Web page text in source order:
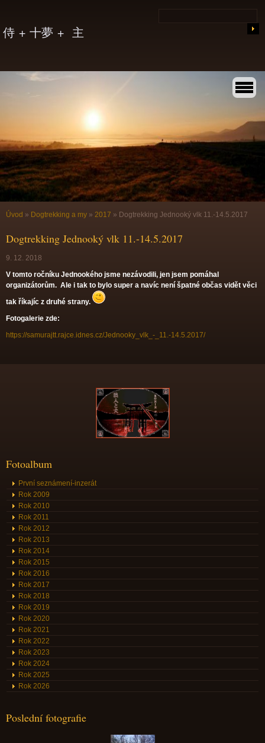
侍 + 十夢 + 主
Úvod » Dogtrekking a my » 2017 » Dogtrekking Jednooký vlk 11.-14.5.2017
Dogtrekking Jednooký vlk 11.-14.5.2017
9. 12. 2018
V tomto ročníku Jednookého jsme nezávodili, jen jsem pomáhal
organizátorům. Ale i tak to bylo super a navíc není špatné občas vidět věci
tak říkajíc z druhé strany.
Fotogalerie zde:
https://samurajtt.rajce.idnes.cz/Jednooky_vlk_-_11.-14.5.2017/
Fotoalbum
První seznámení-inzerát
Rok 2009
Rok 2010
Rok 2011
Rok 2012
Rok 2013
Rok 2014
Rok 2015
Rok 2016
Rok 2017
Rok 2018
Rok 2019
Rok 2020
Rok 2021
Rok 2022
Rok 2023
Rok 2024
Rok 2025
Rok 2026
Poslední fotografie